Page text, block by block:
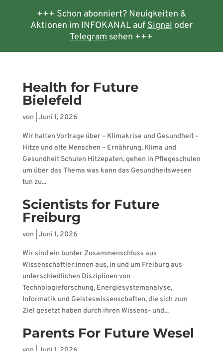
+++ Schon abonniert? Neuigkeiten &
Aktionen im INFOKANAL aufSignaloder
Telegramsehen +++
Health for Future
Bielefeld
von Juni 1, 2026
Wir halten Vortrage über – Klimakrise und Gesundheit –
Hitze und alte Menschen – Ernährung, Klima und
Gesundheit Schulen Hitzepaten, gehen in Pflegeschulen
um über das Thema was kann das Gesundheitswesen
tun zu...
Scientists for Future
Freiburg
von Juni 1, 2026
Wir sind ein bunter Zusammenschluss aus
Wissenschaftler:innen aus, in und um Freiburg aus
unterschiedlichen Disziplinen von
Technologieforschung, Energiesystemanalyse,
Informatik und Geisteswissenschaften, die sich zum
Ziel gesetzt haben durch ihren Wissens- und...
Parents For Future Wesel